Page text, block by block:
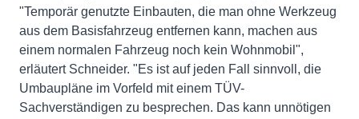
"Temporär genutzte Einbauten, die man ohne Werkzeug
aus dem Basisfahrzeug entfernen kann, machen aus
einem normalen Fahrzeug noch kein Wohnmobil",
erläutert Schneider. "Es ist auf jeden Fall sinnvoll, die
Umbaupläne im Vorfeld mit einem TÜV-
Sachverständigen zu besprechen. Das kann unnötigen